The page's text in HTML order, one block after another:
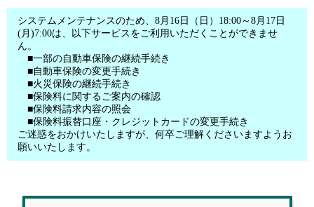
システムメンテナンスのため、8月16日（日）18:00～8月17日
(月)7:00は、以下サービスをご利用いただくことができませ
ん。
■一部の自動車保険の継続手続き
■自動車保険の変更手続き
■火災保険の継続手続き
■保険料に関するご案内の確認
■保険料請求内容の照会
■保険料振替口座・クレジットカードの変更手続き
ご迷惑をおかけいたしますが、何卒ご理解くださいますようお
願いいたします。